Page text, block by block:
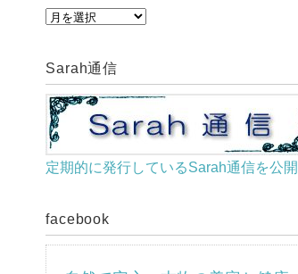
過
の
美
肌
ブ
ロ
を
見
る
Sarah通信
定期的に発行しているSarah通信を公開
facebook